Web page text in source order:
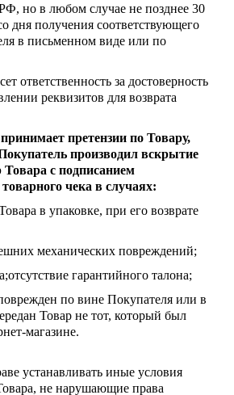
но в любом случае не позднее 30
дня получения соответствующего
в письменном виде или по
ответственность за достоверность
реквизитов для возврата
претензии по Товару,
производил вскрытие
с подписанием
чека в случаях:
в упаковке, при его возврате
механических повреждений;
гарантийного талона;
по вине Покупателя или в
Товар не тот, который был
магазине.
устанавливать иные условия
не нарушающие права